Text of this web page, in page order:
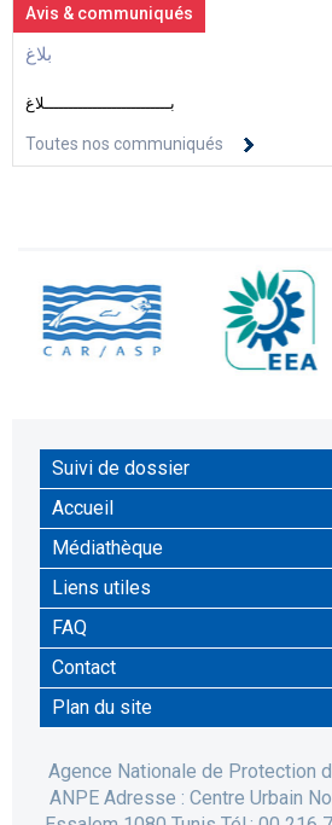
Avis & communiqués
بلاغ
بــــــــــــــــــــــــــلاغ
Toutes nos communiqués
Suivi de dossier
Accueil
Médiathèque
Liens utiles
FAQ
Contact
Plan du site
Agence Nationale de Protection
ANPE Adresse : Centre Urbain